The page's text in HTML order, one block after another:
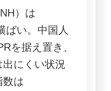
）は
ばい。中国人
を据え置き、
にくい状況
数は